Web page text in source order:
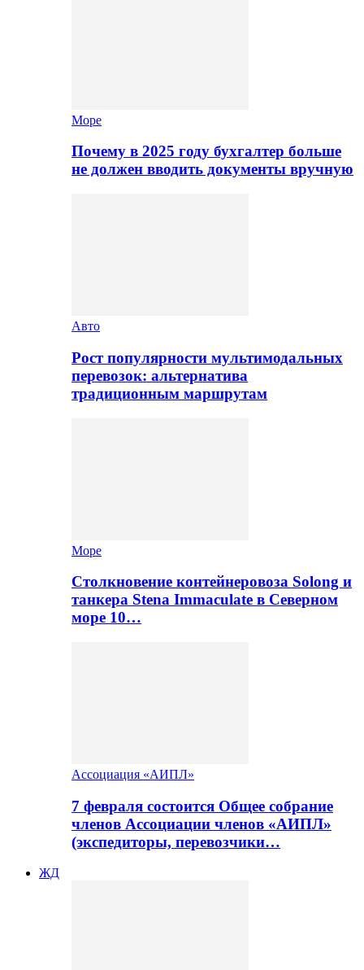
Море
Почему в 2025 году бухгалтер больше
не должен вводить документы вручную
Авто
Рост популярности мультимодальных
перевозок: альтернатива
традиционным маршрутам
Море
Столкновение контейнеровоза Solong и
танкера Stena Immaculate в Северном
море 10…
Ассоциация «АИПЛ»
7 февраля состоится Общее собрание
членов Ассоциации членов «АИПЛ»
(экспедиторы, перевозчики…
ЖД